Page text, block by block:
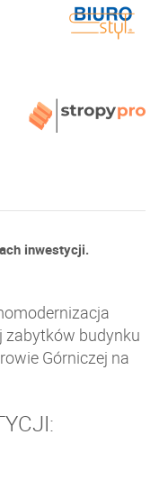
inwestycji.
zabytków budynku
Górniczej na